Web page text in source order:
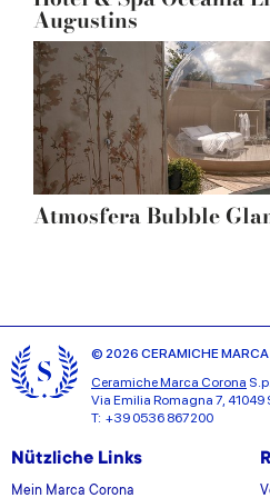
Augustins
Atmosfera Bubble
© 2026 CERAMICHE MARCA
Ceramiche Marca Corona
Via Emilia Romagna 7, 41049
T: +39 0536 867200
Nützliche Links
Mein Marca Corona